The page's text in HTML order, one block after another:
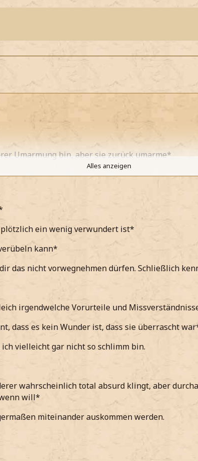
Umarmung bin, aber sie zurück umarme*
erleichtert ist wie ich*
ist, dass hier im GR mit ihr Händchen halten
davon halten soll*
Gedanken hatte, dass ich es Oce gerne selbst
kann*
war.
Kontakt zu ihr hatte*
dass Oce keine Freudentänze ausführt*
das in der Theorie sicher gut klappt, aber in der
Alles anzeigen
ein wenig verwundert ist*
kann*
das nicht vorwegnehmen dürfen. Schließlich
irgendwelche Vorurteile und
dass es kein Wunder ist, dass sie überrascht
vielleicht gar nicht so schlimm bin.
wahrscheinlich total absurd klingt, aber
will*
miteinander auskommen werden.